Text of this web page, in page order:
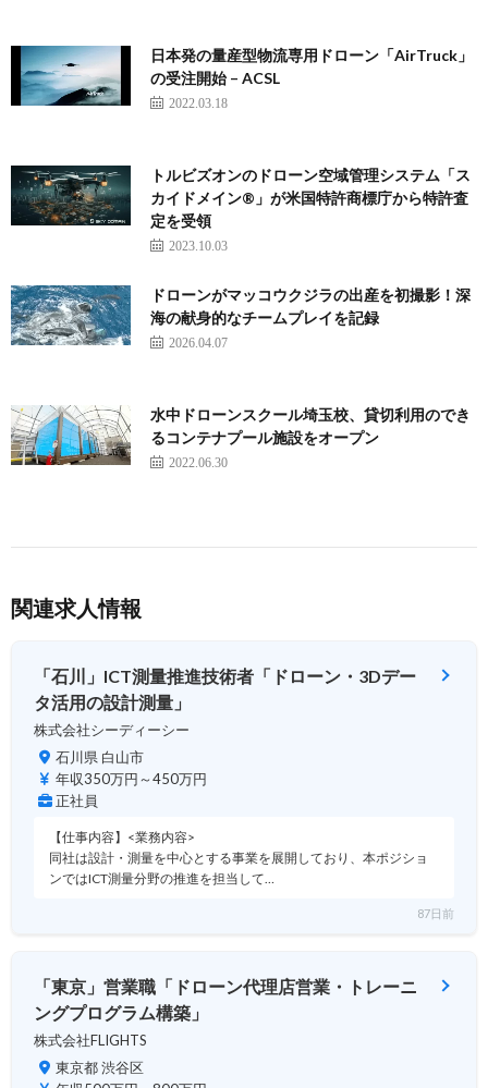
日本発の量産型物流専用ドローン「AirTruck」
の受注開始 – ACSL
2022.03.18
トルビズオンのドローン空域管理システム「ス
カイドメイン®️」が米国特許商標庁から特許査
定を受領
2023.10.03
ドローンがマッコウクジラの出産を初撮影！深
海の献身的なチームプレイを記録
2026.04.07
水中ドローンスクール埼玉校、貸切利用のでき
るコンテナプール施設をオープン
2022.06.30
関連求人情報
「石川」ICT測量推進技術者「ドローン・3Dデー
タ活用の設計測量」
株式会社シーディーシー
石川県 白山市
年収350万円～450万円
正社員
【仕事内容】<業務内容>
同社は設計・測量を中心とする事業を展開しており、本ポジショ
ンではICT測量分野の推進を担当して…
87日前
「東京」営業職「ドローン代理店営業・トレーニ
ングプログラム構築」
株式会社FLIGHTS
東京都 渋谷区